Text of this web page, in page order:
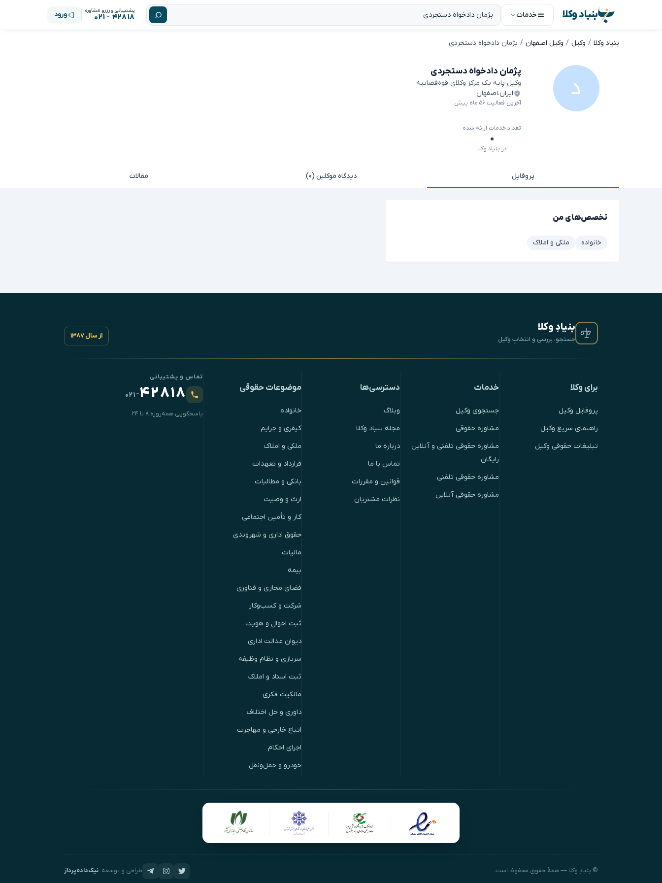
بنیاد وکلا خدمات پشتیبانی و رزرو مشاوره
۴۲۸۱۸ - ۰۲۱ ورود
بنیاد وکلا وکیل وکیل اصفهان پژمان دادخواه دستجردی
پژمان دادخواه دستجردی
وکیل پایه یک مرکز وکلای قوه‌قضاییه
ایران،اصفهان
آخرین فعالیت ۵۶ ماه پیش
تعداد خدمات ارائه شده
۰
در بنیاد وکلا
پروفایل دیدگاه موکلین (۰) مقالات
تخصص‌های من
خانواده ملکی و املاک
بنیادِ وکلا
جستجو، بررسی و انتخابِ وکیل از سال ۱۳۸۷
برای وکلا
پروفایل وکیل
راهنمای سریع وکیل
تبلیغات حقوقی وکیل
خدمات
جستجوی وکیل
مشاوره حقوقی
مشاوره حقوقی تلفنی و آنلاین
رایگان
مشاوره حقوقی تلفنی
مشاوره حقوقی آنلاین
دسترسی‌ها
وبلاگ
مجله بنیاد وکلا
درباره ما
تماس با ما
قوانین و مقررات
نظرات مشتریان
موضوعات حقوقی
خانواده
کیفری و جرایم
ملکی و املاک
قرارداد و تعهدات
بانکی و مطالبات
ارث و وصیت
کار و تأمین اجتماعی
حقوق اداری و شهروندی
مالیات
بیمه
فضای مجازی و فناوری
شرکت و کسب‌وکار
ثبت احوال و هویت
دیوان عدالت اداری
سربازی و نظام وظیفه
ثبت اسناد و املاک
مالکیت فکری
داوری و حل اختلاف
اتباع خارجی و مهاجرت
اجرای احکام
خودرو و حمل‌ونقل
تماس و پشتیبانی
۴۲۸۱۸-۰۲۱
پاسخگویی همه‌روزه ۸ تا ۲۴
© بنیادِ وکلا — همهٔ حقوق محفوظ است. طراحی و توسعه: نیک‌داده‌پرداز